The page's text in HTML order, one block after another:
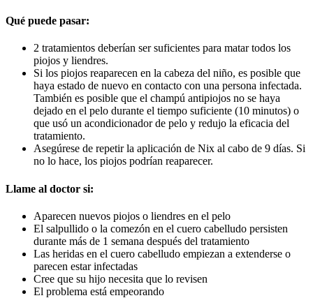
Qué puede pasar:
2 tratamientos deberían ser suficientes para matar todos los
piojos y liendres.
Si los piojos reaparecen en la cabeza del niño, es posible que
haya estado de nuevo en contacto con una persona infectada.
También es posible que el champú antipiojos no se haya
dejado en el pelo durante el tiempo suficiente (10 minutos) o
que usó un acondicionador de pelo y redujo la eficacia del
tratamiento.
Asegúrese de repetir la aplicación de Nix al cabo de 9 días. Si
no lo hace, los piojos podrían reaparecer.
Llame al doctor si:
Aparecen nuevos piojos o liendres en el pelo
El salpullido o la comezón en el cuero cabelludo persisten
durante más de 1 semana después del tratamiento
Las heridas en el cuero cabelludo empiezan a extenderse o
parecen estar infectadas
Cree que su hijo necesita que lo revisen
El problema está empeorando